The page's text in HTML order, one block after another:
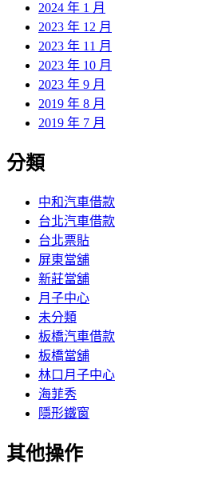
2024 年 1 月
2023 年 12 月
2023 年 11 月
2023 年 10 月
2023 年 9 月
2019 年 8 月
2019 年 7 月
分類
中和汽車借款
台北汽車借款
台北票貼
屏東當舖
新莊當舖
月子中心
未分類
板橋汽車借款
板橋當舖
林口月子中心
海菲秀
隱形鐵窗
其他操作